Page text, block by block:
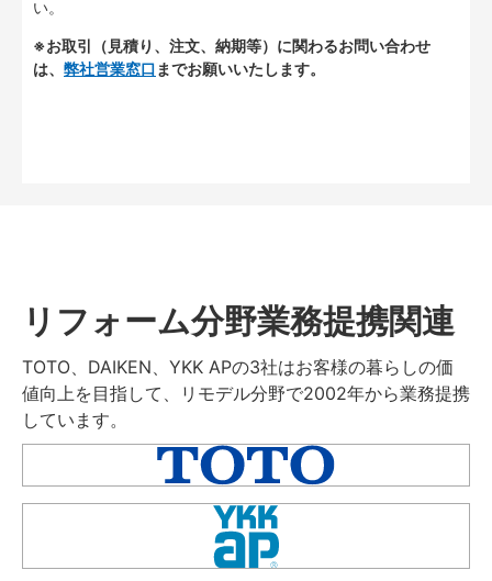
い。
※お取引（見積り、注文、納期等）に関わるお問い合わせ
は、 弊社営業窓口 までお願いいたします。
リフォーム分野業務提携関連
TOTO、DAIKEN、YKK APの3社はお客様の暮らしの価
値向上を目指して、リモデル分野で2002年から業務提携
しています。